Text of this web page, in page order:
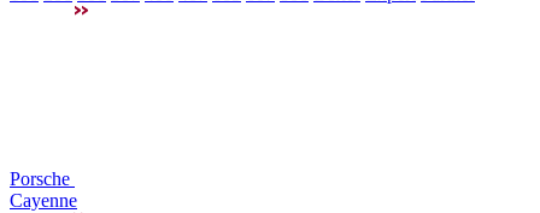
Porsche
Cayenne